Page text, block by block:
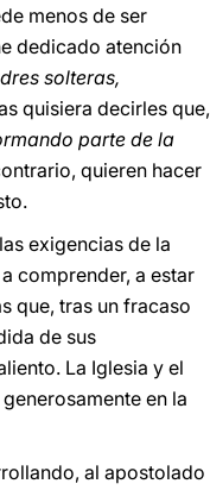
menos de ser
dedicado atención
solteras,
quisiera decirles que,
parte de la
quieren hacer
exigencias de la
comprender, a estar
que, tras un fracaso
de sus
La Iglesia y el
en la
al apostolado